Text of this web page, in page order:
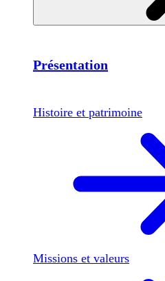
Présentation
Histoire et patrimoine
Missions et valeurs